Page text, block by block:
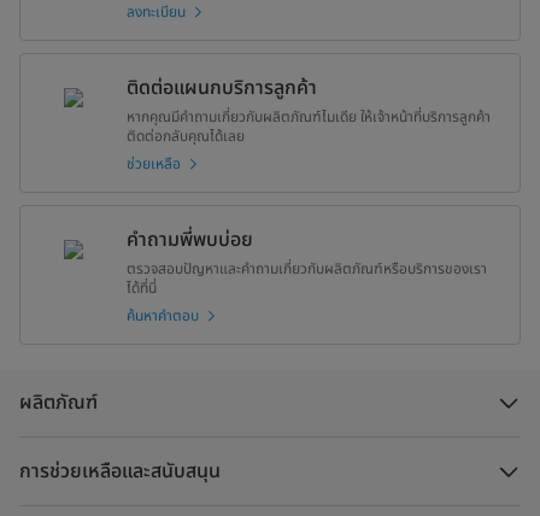
ลงทะเบียน
ติดต่อแผนกบริการลูกค้า
หากคุณมีคำถามเกี่ยวกับผลิตภัณฑ์ไมเดีย ให้เจ้าหน้าที่บริการลูกค้า
ติดต่อกลับคุณได้เลย
ช่วยเหลือ
คำถามพี่พบบ่อย
ตรวจสอบปัญหาและคำถามเกี่ยวกับผลิตภัณฑ์หรือบริการของเรา
ได้ที่นี่
ค้นหาคำตอบ
ผลิตภัณฑ์
การช่วยเหลือและสนับสนุน